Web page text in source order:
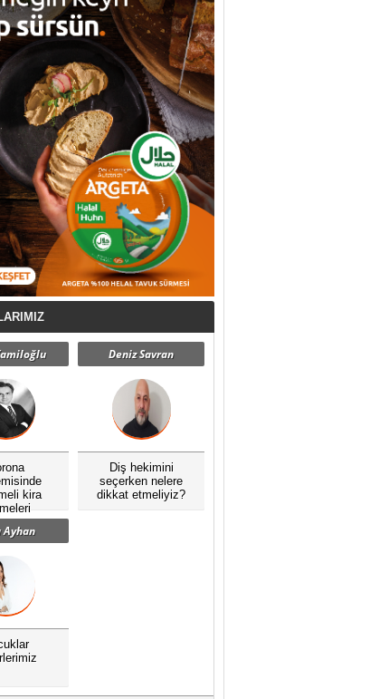
kira
Deniz Savran
Diş hekimini
seçerken nelere
dikkat etmeliyiz?
Ayhan